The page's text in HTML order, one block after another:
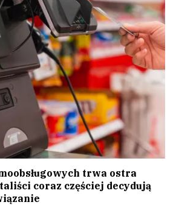
trwa ostra
coraz częściej decydują